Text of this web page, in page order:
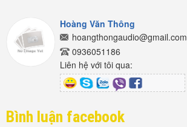
Hoàng Văn Thông
hoangthongaudio@gmail.com
0936051186
Liên hệ với tôi qua:
Bình luận facebook